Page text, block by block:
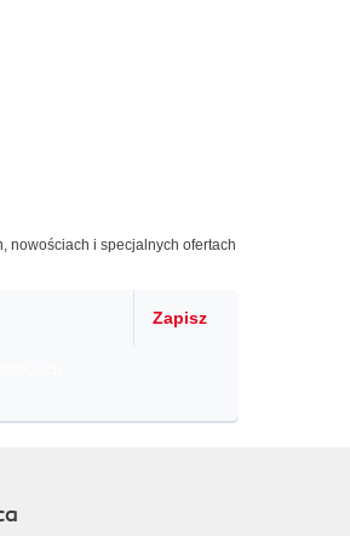
nowościach i specjalnych ofertach
Zapisz